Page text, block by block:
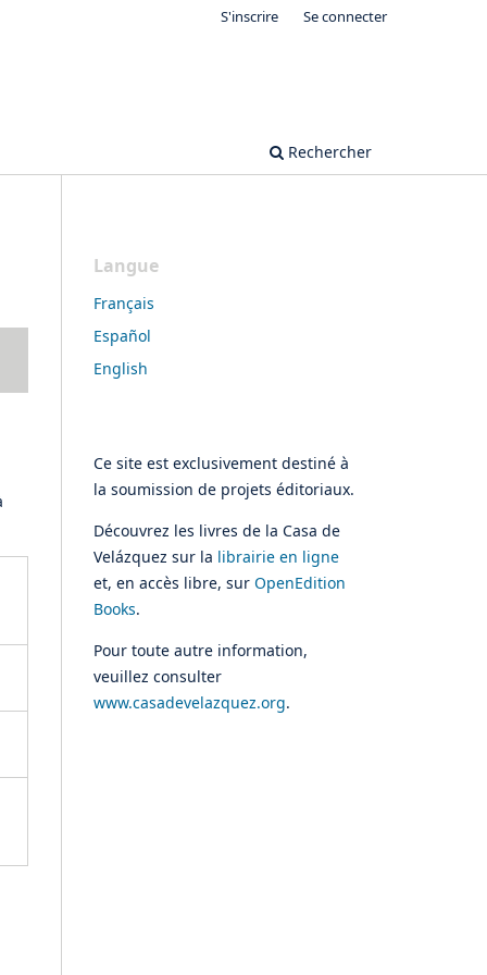
Rechercher
S'inscrire Se connecter
Langue
Français
Español
English
Ce site est exclusivement destiné à
la soumission de projets éditoriaux.
Découvrez les livres de la Casa de
Velázquez sur la librairie en ligne
et, en accès libre, sur OpenEdition
Books.
Pour toute autre information,
veuillez consulter
www.casadevelazquez.org.